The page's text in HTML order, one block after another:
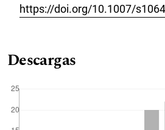
https://doi.org/10.1007/
Descargas